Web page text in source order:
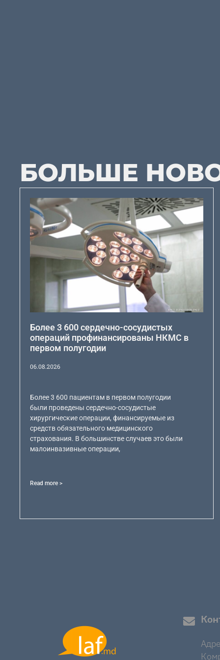
БОЛЬШЕ
Более 3 600 сердечно-сосудистых
операций профинансированы НКМС в
первом полугодии
06.08.2026
Более 3 600 пациентам в первом полугодии
были проведены сердечно-сосудистые
хирургические операции, финансируемые из
средств обязательного медицинского
страхования. В большинстве случаев это были
малоинвазивные операции,
Read more >